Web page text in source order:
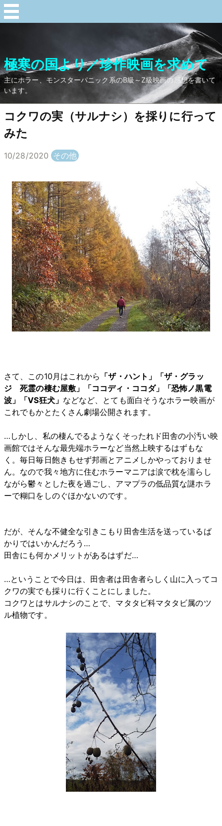
極寒の国より／珍作映画を求めて
主にホラー、モンスターパニック系のB級～Z級映画の感想を書いて
います。
コクワの実（サルナシ）を採りに行って
みた
10/28/2020 その他
さて、この10月はこれから 「ザ・ハント」「ザ・グラッ
ジ 死霊の棲む屋敷」「ココディ・ココダ」「恐怖ノ黒電
波」「VS狂犬」 などなど、とても面白そうなホラー映画が
これでもかとたくさん劇場公開されます。
…しかし、私の棲んでるようなくそったれド田舎の小汚い映
画館ではそんな最先端ホラーなど当然上映するはずもな
く。毎日毎日飽きもせず邦画とアニメしかやっておりませ
ん。なので我々地方に住むホラーマニアは涙で枕を濡らし
ながら鬱々とした夜を過ごし、アマプラの低品質な謎ホラ
ーで糊口をしのぐほかないのです。
だが、そんな不健全な引きこもり田舎生活を送っているば
かりではいかんだろう…
田舎にも何かメリットがあるはずだ…
…ということで今日は、田舎者は田舎者らしく山に入ってコ
クワの実でも採りに行くことにしました。
コクワとはサルナシのことで、マタタビ科マタタビ属のツ
ル植物です。